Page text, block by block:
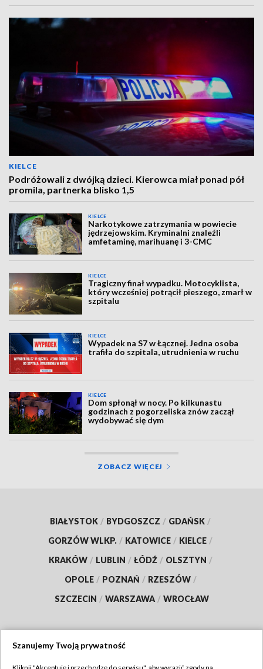
KIELCE
Podróżowali z dwójką dzieci. Kierowca miał ponad pół
promila, partnerka blisko 1,5
KIELCE
Narkotykowe zatrzymania w powiecie
jędrzejowskim. Kryminalni znaleźli
amfetaminę, marihuanę i 3-CMC
KIELCE
Tragiczny finał wypadku. Motocyklista,
który wcześniej potrącił pieszego, zmarł w
szpitalu
KIELCE
Wypadek na S7 w Łącznej. Jedna osoba
trafiła do szpitala, utrudnienia w ruchu
KIELCE
Dom spłonął w nocy. Po kilkunastu
godzinach z pogorzeliska znów zaczął
wydobywać się dym
ZOBACZ WIĘCEJ
BIAŁYSTOK / BYDGOSZCZ / GDAŃSK /
GORZÓW WLKP. / KATOWICE / KIELCE /
KRAKÓW / LUBLIN / ŁÓDŹ / OLSZTYN /
OPOLE / POZNAŃ / RZESZÓW /
SZCZECIN / WARSZAWA / WROCŁAW
Szanujemy Twoją prywatność